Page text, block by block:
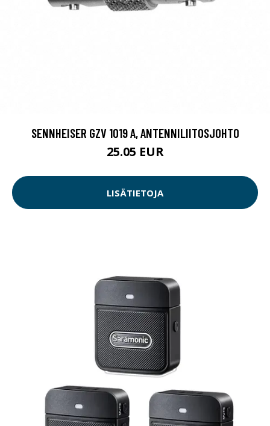
SENNHEISER GZV 1019 A, ANTENNILIITOSJOHTO
25.05 EUR
LISÄTIETOJA